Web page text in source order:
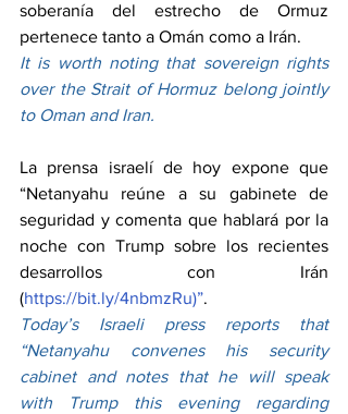
soberanía del estrecho de Ormuz
pertenece tanto a Omán como a Irán.
It is worth noting that sovereign rights
over the Strait of Hormuz belong jointly
to Oman and Iran.
La prensa israelí de hoy expone que
“Netanyahu reúne a su gabinete de
seguridad y comenta que hablará por la
noche con Trump sobre los recientes
desarrollos con Irán
(https://bit.ly/4nbmzRu)”.
Today’s Israeli press reports that
“Netanyahu convenes his security
cabinet and notes that he will speak
with Trump this evening regarding